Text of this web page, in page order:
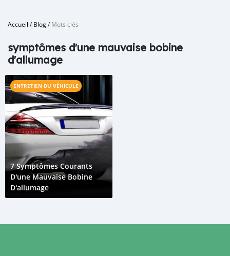
Accueil /Blog/Mots clés
symptômes d'une mauvaise bobine
d'allumage
ENTRETIEN DU VÉHICULE
7 Symptômes Courants
D'une Mauvaise Bobine
D'allumage